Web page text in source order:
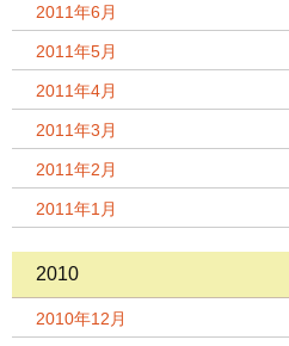
2011年6月
2011年5月
2011年4月
2011年3月
2011年2月
2011年1月
2010
2010年12月